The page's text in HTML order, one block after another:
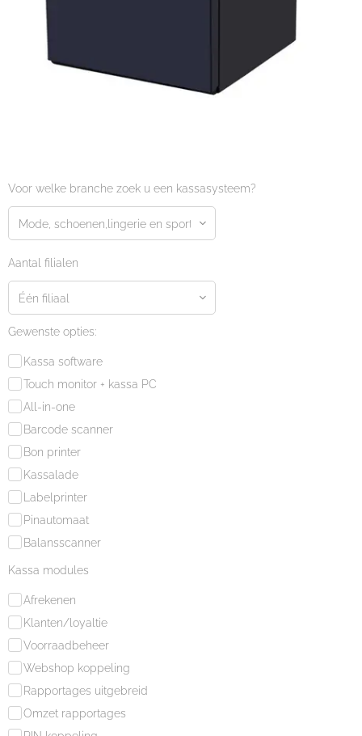
Voor welke branche zoek u een kassasysteem?
Aantal filialen
Gewenste opties:
Kassa software
Touch monitor + kassa PC
All-in-one
Barcode scanner
Bon printer
Kassalade
Labelprinter
Pinautomaat
Balansscanner
Kassa modules
Afrekenen
Klanten/loyaltie
Voorraadbeheer
Webshop koppeling
Rapportages uitgebreid
Omzet rapportages